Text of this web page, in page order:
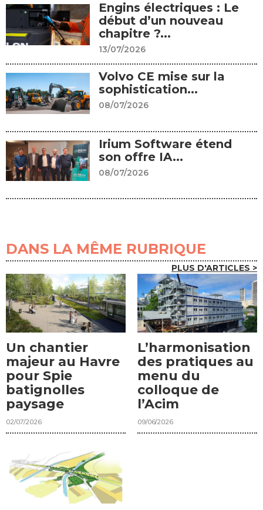
Engins électriques : Le
début d’un nouveau
chapitre ?...
13/07/2026
Volvo CE mise sur la
sophistication...
08/07/2026
Irium Software étend
son offre IA...
08/07/2026
DANS LA MÊME RUBRIQUE
PLUS D'ARTICLES >
Un chantier
majeur au Havre
pour Spie
batignolles
paysage
02/07/2026
L’harmonisation
des pratiques au
menu du
colloque de
l’Acim
09/06/2026